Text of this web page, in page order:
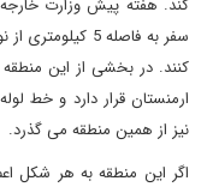
کند. هفته پیش وزارت خارجه
سفر به فاصله 5
کنند. در بخشی از این
ارمنستان قرار دارد و خط
نیز از همین منطقه می گذرد.
اگر این منطقه به هر شکل